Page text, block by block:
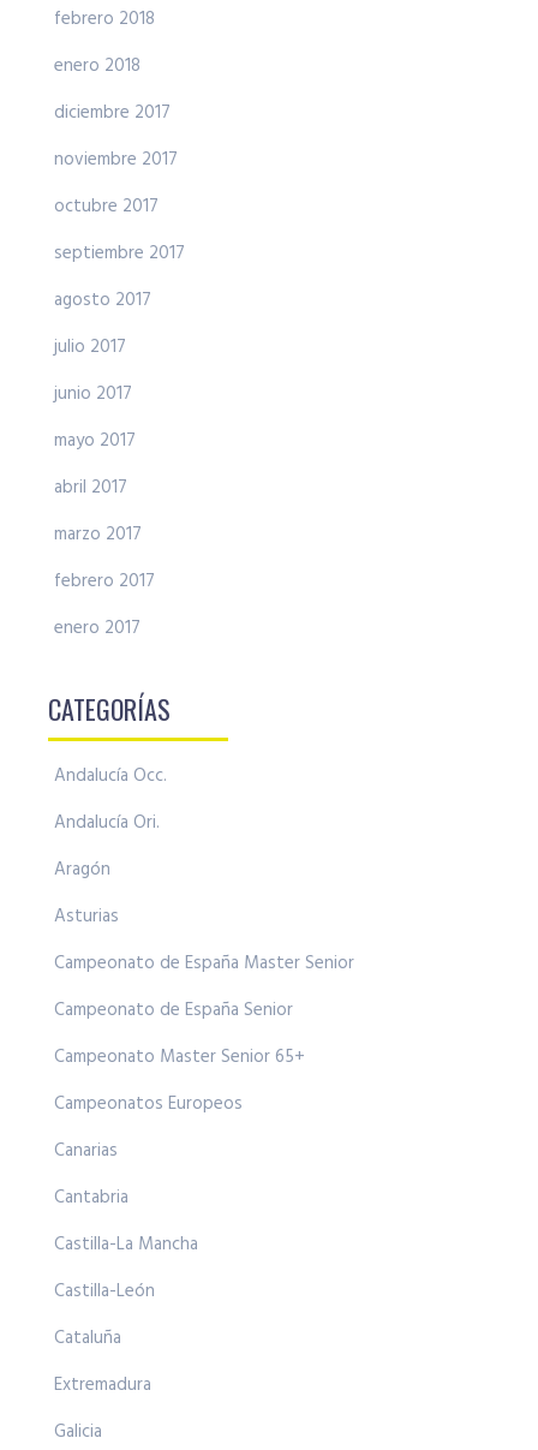
febrero 2018
enero 2018
diciembre 2017
noviembre 2017
octubre 2017
septiembre 2017
agosto 2017
julio 2017
junio 2017
mayo 2017
abril 2017
marzo 2017
febrero 2017
enero 2017
CATEGORÍAS
Andalucía Occ.
Andalucía Ori.
Aragón
Asturias
Campeonato de España Master Senior
Campeonato de España Senior
Campeonato Master Senior 65+
Campeonatos Europeos
Canarias
Cantabria
Castilla-La Mancha
Castilla-León
Cataluña
Extremadura
Galicia